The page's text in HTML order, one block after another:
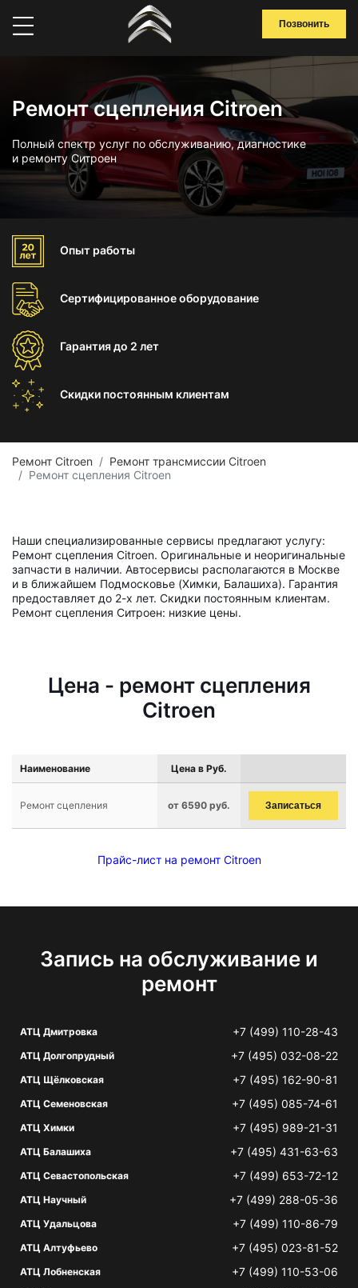
Позвонить
Ремонт сцепления Citroen
Полный спектр услуг по обслуживанию, диагностике
и ремонту Ситроен
Опыт работы
Сертифицированноеоборудование
Гарантиядо 2 лет
Скидки постоянным клиентам
Ремонт Citroen
Ремонт трансмиссии Citroen
Ремонт сцепления Citroen
Наши специализированные сервисы предлагают услугу:
Ремонт сцепления Citroen. Оригинальные и неоригинальные
запчасти в наличии. Автосервисы располагаются в Москве
и в ближайшем Подмосковье (Химки, Балашиха). Гарантия
предоставляет до 2-х лет. Скидки постоянным клиентам.
Ремонт сцепления Ситроен: низкие цены.
Цена - ремонт сцепления
Citroen
Наименование Цена в Руб.
Ремонт сцепления от 6590 руб. Записаться
Прайс-лист на ремонт Citroen
Запись на обслуживание и
ремонт
АТЦ Дмитровка +7 (499) 110-28-43
АТЦ Долгопрудный +7 (495) 032-08-22
АТЦ Щёлковская +7 (495) 162-90-81
АТЦ Семеновская +7 (495) 085-74-61
АТЦ Химки +7 (495) 989-21-31
АТЦ Балашиха +7 (495) 431-63-63
АТЦ Севастопольская +7 (499) 653-72-12
АТЦ Научный +7 (499) 288-05-36
АТЦ Удальцова +7 (499) 110-86-79
АТЦ Алтуфьево +7 (495) 023-81-52
АТЦ Лобненская +7 (499) 110-53-06